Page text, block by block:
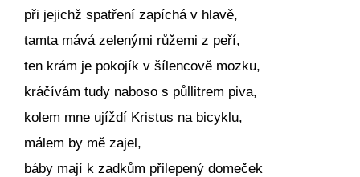
při jejichž spatření zapíchá v hlavě,
tamta mává zelenými růžemi z peří,
ten krám je pokojík v šílencově mozku,
kráčívám tudy naboso s půllitrem piva,
kolem mne ujíždí Kristus na bicyklu,
málem by mě zajel,
báby mají k zadkům přilepený domeček